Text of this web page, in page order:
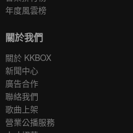
年度風雲榜
關於我們
關於 KKBOX
新聞中心
廣告合作
聯絡我們
歌曲上架
營業公播服務